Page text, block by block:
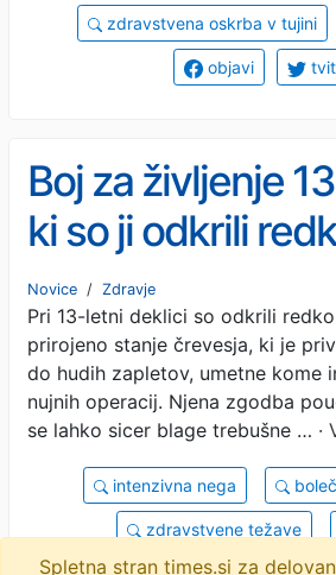
zdravstvena oskrba v tujini
objavi
Boj za življenje
ki so ji odkrili
bolezen črevesja
Novice / Zdravje
Pri 13-letni deklici so odkrili redko
prirojeno stanje črevesja, ki je
do hudih zapletov, umetne kome
nujnih operacij. Njena zgodba
se lahko sicer blage trebušne … ·
intenzivna nega
zdravstvene težave
Spletna stran times.si za